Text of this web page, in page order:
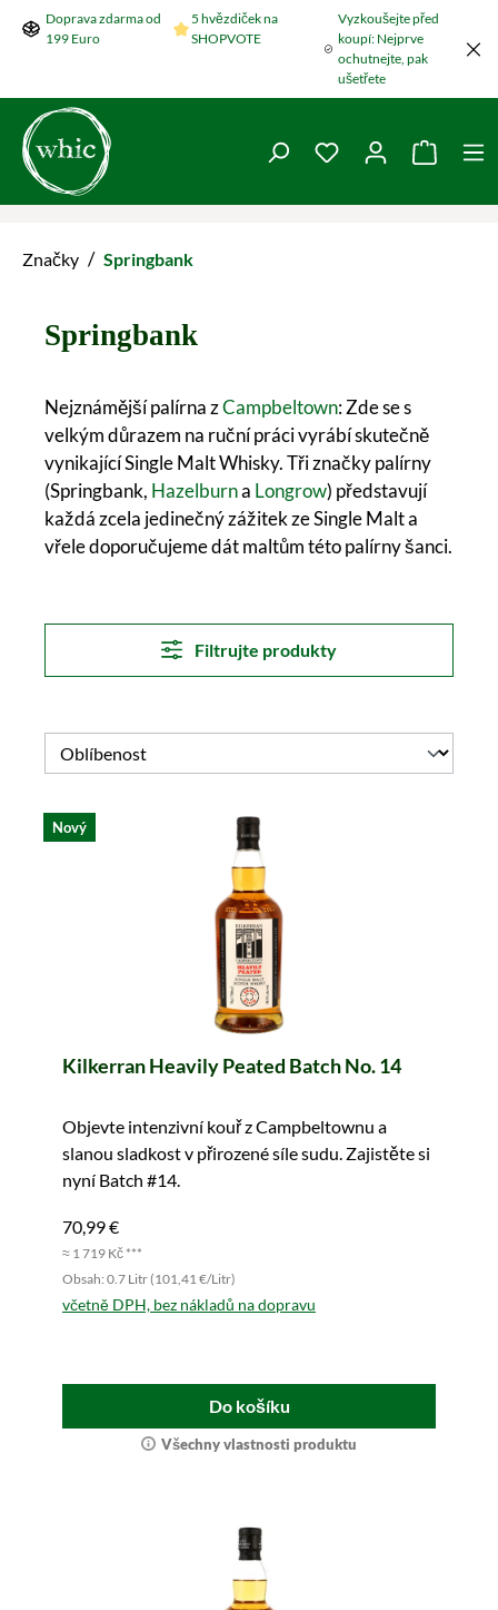
Přeskočit na hlavní obsah
Doprava zdarma od
199 Euro
5 hvězdiček na
SHOPVOTE
Vyzkoušejte před
koupí: Nejprve
ochutnejte, pak
ušetřete
Máte 0 položky v
Značky / Springbank
Springbank
Nejznámější palírna zCampbeltown: Zde se s
velkým důrazem na ruční práci vyrábí skutečně
vynikající Single Malt Whisky. Tři značky palírny
(Springbank, Hazelburna Longrow) představují
každá zcela jedinečný zážitek ze Single Malt a
vřele doporučujeme dát maltům této palírny šanci.
Filtrujte produkty
Nový
Kilkerran Heavily Peated Batch No. 14
Objevte intenzivní kouř z Campbeltownu a
slanou sladkost v přirozené síle sudu. Zajistěte si
nyní Batch #14.
70,99 €
≈ 1 719 Kč ***
Obsah: 0.7 Litr (101,41 €/Litr)
včetně DPH, bez nákladů na dopravu
Do košíku
Všechny vlastnosti produktu